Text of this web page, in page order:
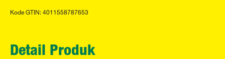
Kode GTIN: 4011558787653
Detail Produk